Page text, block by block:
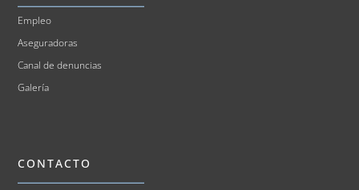
Empleo
Aseguradoras
Canal de denuncias
Galería
CONTACTO